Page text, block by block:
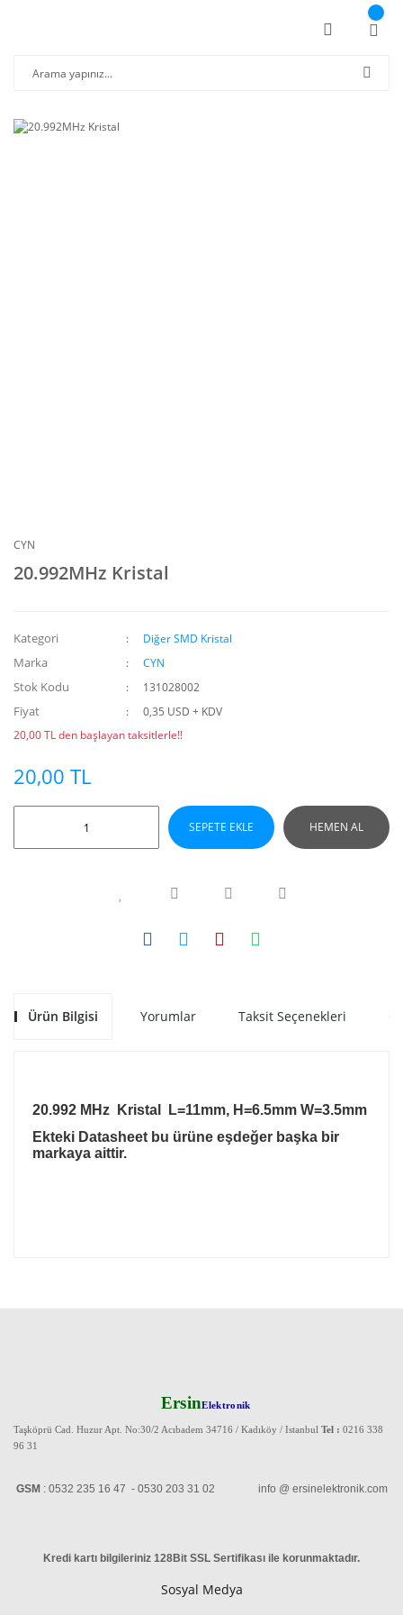
CYN
20.992MHz Kristal
Kategori Diğer SMD Kristal
Marka CYN
Stok Kodu 131028002
Fiyat
0,35 USD + KDV
20,00 TL den başlayan taksitlerle!!
20,00 TL
SEPETE EKLE HEMEN AL
Ürün Bilgisi Yorumlar Taksit Seçenekleri
20.992 MHz Kristal L=11mm, H=6.5mm W=3.5mm
Ekteki Datasheet bu ürüne eşdeğer başka bir
markaya aittir.
ErsinElektronik
Taşköprü Cad. Huzur Apt. No:30/2 Acıbadem 34716 / Kadıköy / Istanbul Tel : 0216 338
96 31
GSM : 0532 235 16 47 - 0530 203 31 02 info @ ersinelektronik.com
Kredi kartı bilgileriniz 128Bit SSL Sertifikası ile korunmaktadır.
Sosyal Medya